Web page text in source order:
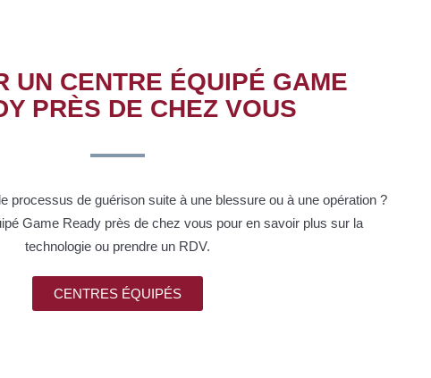
UN CENTRE ÉQUIPÉ GAME
PRÈS DE CHEZ VOUS​
processus de guérison suite à une blessure ou à une opération ?
Game Ready près de chez vous pour en savoir plus sur la
technologie ou prendre un RDV.
CENTRES ÉQUIPÉS